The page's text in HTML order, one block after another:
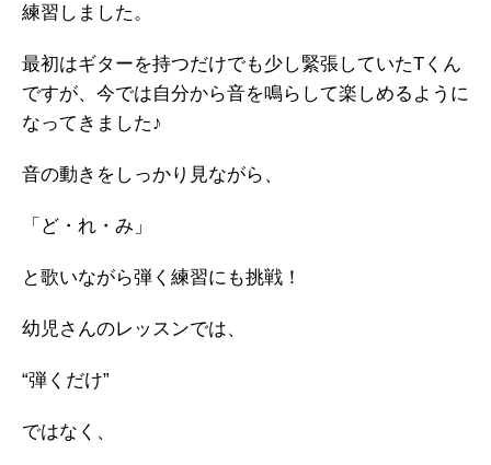
練習しました。
最初はギターを持つだけでも少し緊張していたTくん
ですが、今では自分から音を鳴らして楽しめるように
なってきました♪
音の動きをしっかり見ながら、
「ど・れ・み」
と歌いながら弾く練習にも挑戦！
幼児さんのレッスンでは、
“弾くだけ”
ではなく、